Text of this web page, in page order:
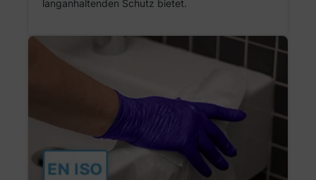
langanhaltenden Schutz bietet.